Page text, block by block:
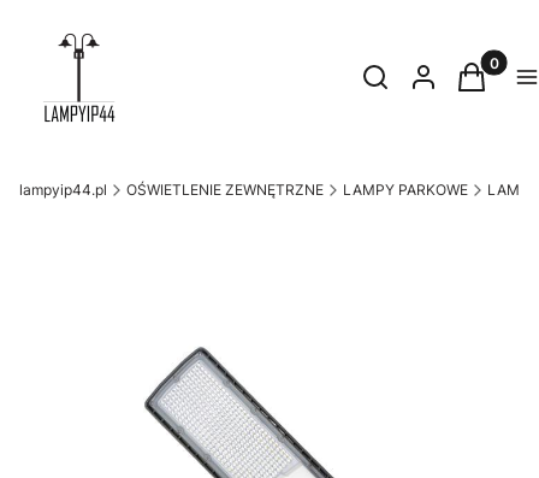
Otwórz
SzukajZaloguj sięKoszyk
lampyip44.pl OŚWIETLENIE ZEWNĘTRZNE LAMPY PARKOWE